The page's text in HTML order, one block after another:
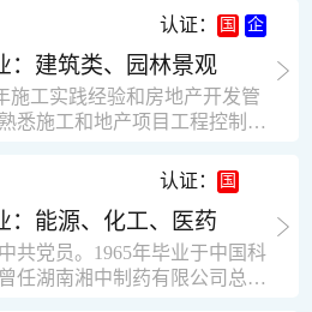
真踏实，能够吃苦耐劳，责任
格外向、开朗，有良好的人
定的组织能力。做事认真负
干。我有信心在今后的工作岗
己的才能!积极的人生观，在我
有“放弃”，始终坚信只要努力
新事物的能力。我的格言：也
好的，但我会做得更好。知识
脑灵活，思维开阔敏捷，极富
济技术分析，能适应建筑行业
组织协调能力强，技术全面，
理． 本人1978年高中毕业，同
，至今已在建筑行业工作了30
年进入本县建筑公司学徒开始
业监理工程师等职。 管理过许
的工业及民用建筑。1984年至
于新疆乌鲁木齐铁路局劳动服
三工区任技术员。参于管理的
工居乐部游艺楼，4000平方，
职工电教楼，8000平方，框架
认证：
：建筑类、园林景观
施工实践经验和房地产开发管
悉施工和地产项目工程控制要
的经营理念和管理手段，能独
工程技术问题；具有较强的沟
和组织管理能力； ? 近十多年
面工作经验，现任职江苏雨润
南昌公司副总经理兼工程总工
认证：
：能源、化工、医药
共党员。1965年毕业于中国科
任湖南湘中制药有限公司总工